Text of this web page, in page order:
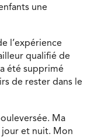
une
l’expérience
qualifié de
été supprimé
de rester dans le
Ma
jour et nuit. Mon